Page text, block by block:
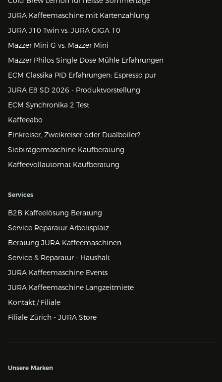
JURA Kaffeemaschine mit Kartenzahlung
JURA J10 Twin vs. JURA GIGA 10
Mazzer Mini G vs. Mazzer Mini
Mazzer Philos Single Dose Mühle Erfahrungen
ECM Classika PID Erfahrungen: Espresso pur
JURA E8 SD 2026 - Produktvorstellung
ECM Synchronika 2 Test
Kaffeeabo
Einkreiser, Zweikreiser oder Dualboiler?
Siebträgermaschine Kaufberatung
Kaffeevollautomat Kaufberatung
Services
B2B Kaffeelösung Beratung
Service Reparatur Arbeitsplatz
Beratung JURA Kaffeemaschinen
Service & Reparatur - Haushalt
JURA Kaffeemaschine Events
JURA Kaffeemaschine Langzeitmiete
Kontakt / Filiale
Filiale Zürich - JURA Store
Unsere Marken